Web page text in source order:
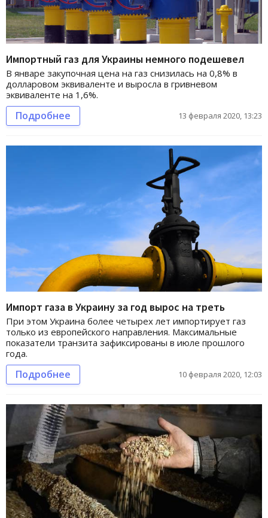
Импортный газ для Украины немного подешевел
В январе закупочная цена на газ снизилась на 0,8% в
долларовом эквиваленте и выросла в гривневом
эквиваленте на 1,6%.
Подробнее 13 февраля 2020, 13:23
Импорт газа в Украину за год вырос на треть
При этом Украина более четырех лет импортирует газ
только из европейского направления. Максимальные
показатели транзита зафиксированы в июле прошлого
года.
Подробнее 10 февраля 2020, 12:03